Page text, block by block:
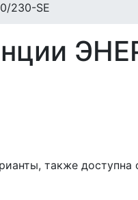
230-SE
также доступна